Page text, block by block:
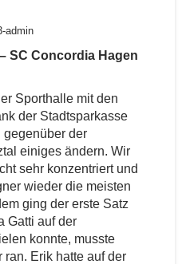
admin
SC Concordia Hagen
Sporthalle mit den
der Stadtsparkasse
gegenüber der
einiges ändern. Wir
sehr konzentriert und
wieder die meisten
ging der erste Satz
Gatti auf der
konnte, musste
ran. Erik hatte auf der